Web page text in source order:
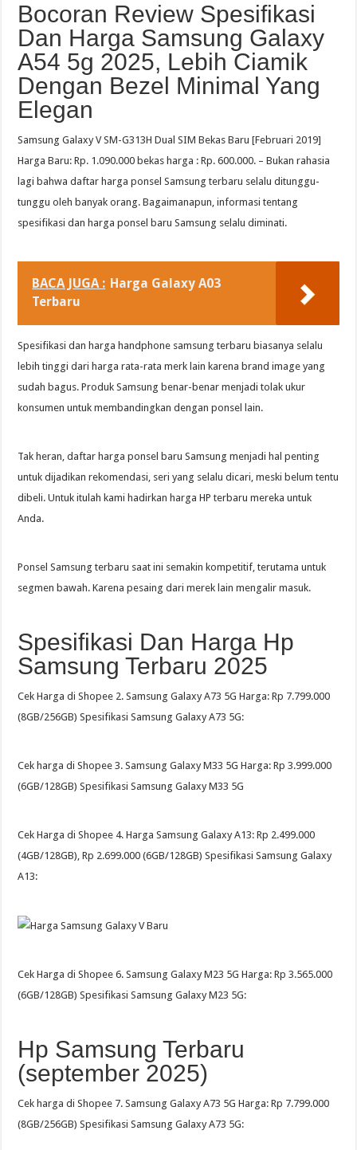
Bocoran Review Spesifikasi
Dan Harga Samsung Galaxy
A54 5g 2025, Lebih Ciamik
Dengan Bezel Minimal Yang
Elegan
Samsung Galaxy V SM-G313H Dual SIM Bekas Baru [Februari 2019]
Harga Baru: Rp. 1.090.000 bekas harga : Rp. 600.000. – Bukan rahasia
lagi bahwa daftar harga ponsel Samsung terbaru selalu ditunggu-
tunggu oleh banyak orang. Bagaimanapun, informasi tentang
spesifikasi dan harga ponsel baru Samsung selalu diminati.
BACA JUGA : Harga Galaxy A03
Terbaru
Spesifikasi dan harga handphone samsung terbaru biasanya selalu
lebih tinggi dari harga rata-rata merk lain karena brand image yang
sudah bagus. Produk Samsung benar-benar menjadi tolak ukur
konsumen untuk membandingkan dengan ponsel lain.
Tak heran, daftar harga ponsel baru Samsung menjadi hal penting
untuk dijadikan rekomendasi, seri yang selalu dicari, meski belum tentu
dibeli. Untuk itulah kami hadirkan harga HP terbaru mereka untuk
Anda.
Ponsel Samsung terbaru saat ini semakin kompetitif, terutama untuk
segmen bawah. Karena pesaing dari merek lain mengalir masuk.
Spesifikasi Dan Harga Hp
Samsung Terbaru 2025
Cek Harga di Shopee 2. Samsung Galaxy A73 5G Harga: Rp 7.799.000
(8GB/256GB) Spesifikasi Samsung Galaxy A73 5G:
Cek harga di Shopee 3. Samsung Galaxy M33 5G Harga: Rp 3.999.000
(6GB/128GB) Spesifikasi Samsung Galaxy M33 5G
Cek Harga di Shopee 4. Harga Samsung Galaxy A13: Rp 2.499.000
(4GB/128GB), Rp 2.699.000 (6GB/128GB) Spesifikasi Samsung Galaxy
A13:
Cek Harga di Shopee 6. Samsung Galaxy M23 5G Harga: Rp 3.565.000
(6GB/128GB) Spesifikasi Samsung Galaxy M23 5G:
Hp Samsung Terbaru
(september 2025)
Cek harga di Shopee 7. Samsung Galaxy A73 5G Harga: Rp 7.799.000
(8GB/256GB) Spesifikasi Samsung Galaxy A73 5G: